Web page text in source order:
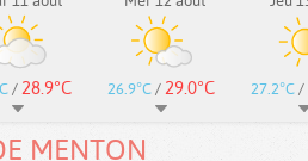
/ 28.9°C 26.9°C / 29.0°C 27.2°C /
MENTON